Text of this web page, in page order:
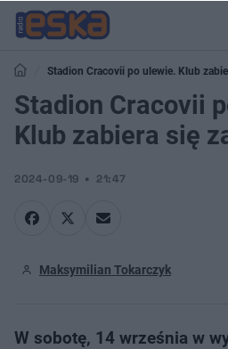
Stadion Cracovii po ulewie. Klub
Stadion Cracovii
Klub zabiera się
2024-09-19 21:47
Maksymilian Tokarczyk
W sobotę, 14 września w